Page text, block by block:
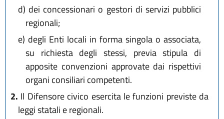
d) dei concessionari o gestori di servizi pubblici
regionali;
e) degli Enti locali in forma singola o associata,
su richiesta degli stessi, previa stipula di
apposite convenzioni approvate dai rispettivi
organi consiliari competenti.
2. Il Difensore civico esercita le funzioni previste da
leggi statali e regionali.